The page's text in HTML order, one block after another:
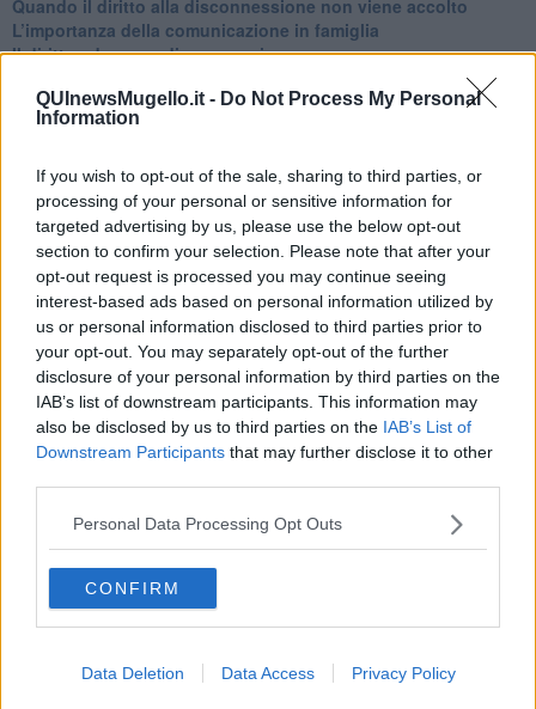
QUInewsMugello.it - Do Not Process My Personal
Information
If you wish to opt-out of the sale, sharing to third parties, or
processing of your personal or sensitive information for
targeted advertising by us, please use the below opt-out
section to confirm your selection. Please note that after your
opt-out request is processed you may continue seeing
interest-based ads based on personal information utilized by
us or personal information disclosed to third parties prior to
your opt-out. You may separately opt-out of the further
disclosure of your personal information by third parties on the
IAB’s list of downstream participants. This information may
also be disclosed by us to third parties on the IAB’s List of
Downstream Participants that may further disclose it to other
Personal Data Processing Opt Outs
CONFIRM
Data Deletion Data Access Privacy Policy
Quando il diritto alla disconnessione non viene accolto
​L’importanza della comunicazione in famiglia
​Il diritto ad essere disconnessi
​Consigli di lettura per genitori e non solo
​La Clownterapia
L’invisibile fatica mentale
Vacanze a km zero
​Buone Vacan(si)e!
​Il lato positivo delle cose
​Storie antiche di tempi moderni
​Quello che alle mamme non dicono
Homo imbecillis
​4 anni di Blog
Quando il silenzio è aggressivo
​Il passato, questo conosciuto!
​Clima ballerino e sbalzi d’umore
La maternità
​L’uomo o l’orso?
​Tutta una questione di rispetto
​Cose che ci esauriscono
​Vespa che passione!
​Lasciate ai vostri figli il diritto di piangere
​Parole d’amore regalate al vento
​Saper pazientare